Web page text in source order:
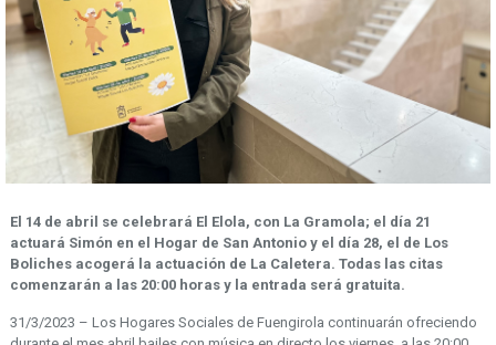
El 14 de abril se celebrará El Elola, con La Gramola; el día 21
actuará Simón en el Hogar de San Antonio y el día 28, el de Los
Boliches acogerá la actuación de La Caletera. Todas las citas
comenzarán a las 20:00 horas y la entrada será gratuita.
31/3/2023 – Los Hogares Sociales de Fuengirola continuarán ofreciendo